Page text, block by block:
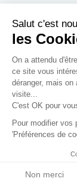
Salut c'est
les
On a attendu
ce site vous
déranger, mais
visite...
C'est OK pour
Pour modifier vos
'Préférences de
Non merci
Porteurs de
Comment ça
Questions
Mission de
Contractant
Nos guides